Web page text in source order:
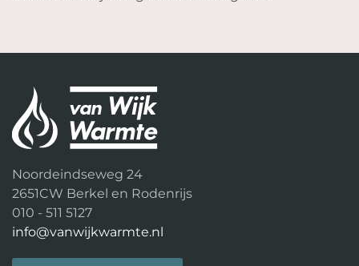
Noordeindseweg 24
2651CW Berkel en Rodenrijs
010 - 511 5127
info@vanwijkwarmte.nl